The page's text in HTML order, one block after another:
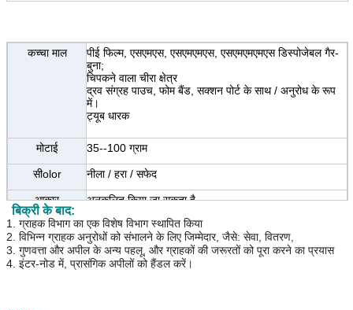
कच्चा माल
पीई फिल्म, एसएमएस, एसएमएमएस, एसएमएमएमएस डिस्पोजेबल गैर-
बुना;
चिपकने वाला चीरा क्षेत्र
द्रव संग्रह पाउच, फोम बैंड, सक्शन पोर्ट के साथ / अनुरोध के रूप
में।
ट्यूब धारक
मोटाई 35--100 ग्राम
सीolor नीला / हरा / सफेद
आकार अनुकूलित किया जा सकता है
पैकिंग ईओ बाँझ पैकेज, 1 पैक / बैग, 10 पैक / दफ़्ती या अनुकूलित
प्रमाणपत्र सीई / आईएसओ13485
बिक्री के बाद:
1. ग्राहक विभाग का एक विशेष विभाग स्थापित किया
2. विभिन्न ग्राहक अनुरोधों को संभालने के लिए जिम्मेदार, जैसे: सेवा, वितरण,
3. गुणवत्ता और अपील के अन्य पहलू, और ग्राहकों की जरूरतों को पूरा करने का प्रयास
4. इंटर-नोड में, प्रासंगिक अपीलों को हैंडल करें।